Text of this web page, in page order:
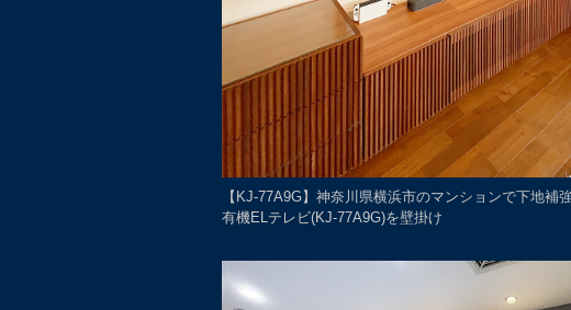
【KJ-77A9G】神奈川県横浜市のマンションで下地補
有機ELテレビ(KJ-77A9G)を壁掛け